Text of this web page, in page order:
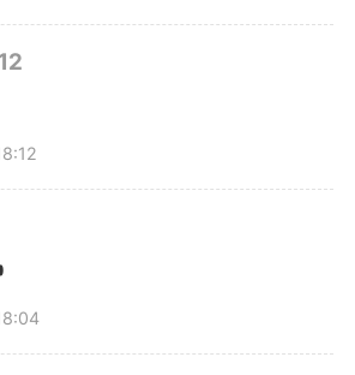
代需要我们把这些科
化为社会生产力。只
的机遇，迟早会收获
西。”